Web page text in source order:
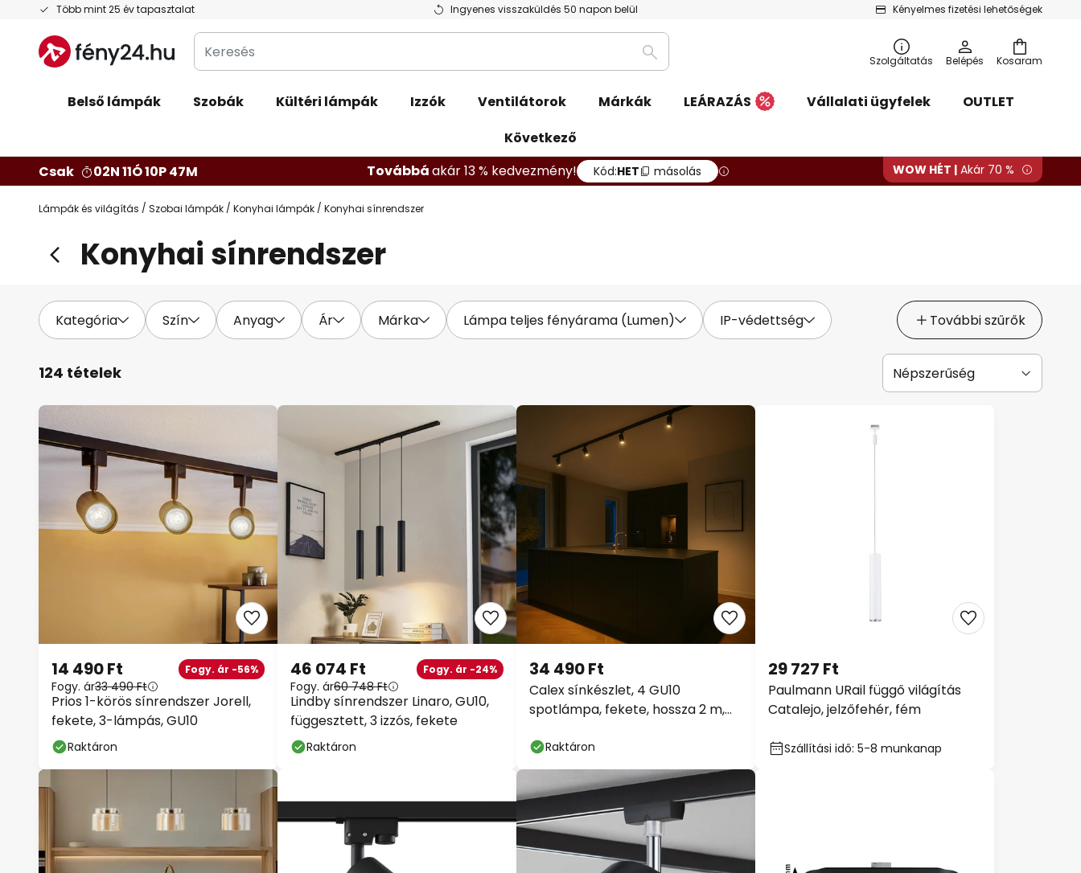
Több mint 25 év tapasztalat Ingyenes visszaküldés 50 napon belül Kényelmes fizetési lehetőségek
Ugrás
tartalomhoz
Kosaram
Keresés
Keresés
Szolgáltatás Belépés
Belső lámpák Szobák Kültéri lámpák Izzók Ventilátorok Márkák LEÁRAZÁS Vállalati ügyfelek
OUTLET
Következő
Csak
02N 11Ó 10P 46M Továbbáakár 13 % kedvezmény! Kód:HET másolás WOW HÉT | Akár 70 %
Lámpák és világítás Szobai lámpák Konyhai lámpák Konyhai sínrendszer
Konyhai sínrendszer
Kategória Szín Anyag Ár Márka Lámpa teljes fényárama (Lumen) IP-védettség További szűrők
124 tételek
Prios 1-körös sínrendszer Jorell,
fekete, 3-lámpás, GU10
14 490 Ft Fogy. ár -56%
Fogy. ár33 490 Ft
Raktáron
Lindby sínrendszer Linaro, GU10,
függesztett, 3 izzós, fekete
46 074 Ft Fogy. ár -24%
Fogy. ár60 748 Ft
Raktáron
Calex sínkészlet, 4 GU10
spotlámpa, fekete, hossza 2 m,
34 490 Ft
Raktáron
Paulmann URail függő világítás
Catalejo, jelzőfehér, fém
29 727 Ft
Szállítási idő: 5-8 munkanap